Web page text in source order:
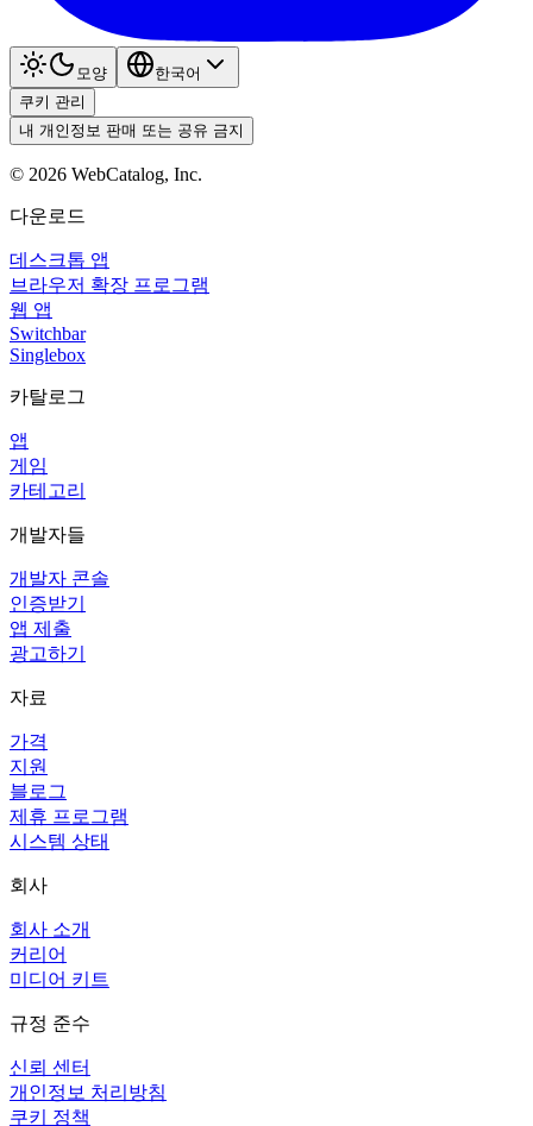
모양
한국어
쿠키 관리
내 개인정보 판매 또는 공유 금지
© 2026 WebCatalog, Inc.
다운로드
데스크톱 앱
브라우저 확장 프로그램
웹 앱
Switchbar
Singlebox
카탈로그
앱
게임
카테고리
개발자들
개발자 콘솔
인증받기
앱 제출
광고하기
자료
가격
지원
블로그
제휴 프로그램
시스템 상태
회사
회사 소개
커리어
미디어 키트
규정 준수
신뢰 센터
개인정보 처리방침
쿠키 정책